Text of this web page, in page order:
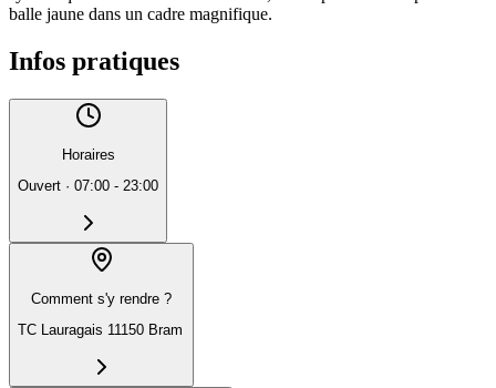
balle jaune dans un cadre magnifique.
Infos pratiques
Horaires
Ouvert · 07:00 - 23:00
Comment s'y rendre ?
TC Lauragais 11150 Bram